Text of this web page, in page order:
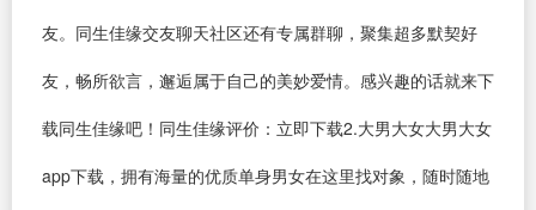
友。同生佳缘交友聊天社区还有专属群聊，聚集超多默契好
友，畅所欲言，邂逅属于自己的美妙爱情。感兴趣的话就来下
载同生佳缘吧！同生佳缘评价：立即下载2.大男大女大男大女
app下载，拥有海量的优质单身男女在这里找对象，随时随地